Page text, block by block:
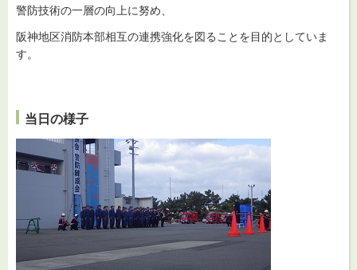
警防技術の一層の向上に努め、
阪神地区消防本部相互の連携強化を図ることを目的としていま
す。
当日の様子